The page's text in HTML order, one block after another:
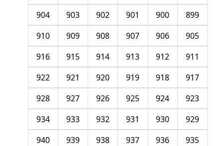
899
900
901
902
903
904
905
906
907
908
909
910
911
912
913
914
915
916
917
918
919
920
921
922
923
924
925
926
927
928
929
930
931
932
933
934
935
936
937
938
939
940